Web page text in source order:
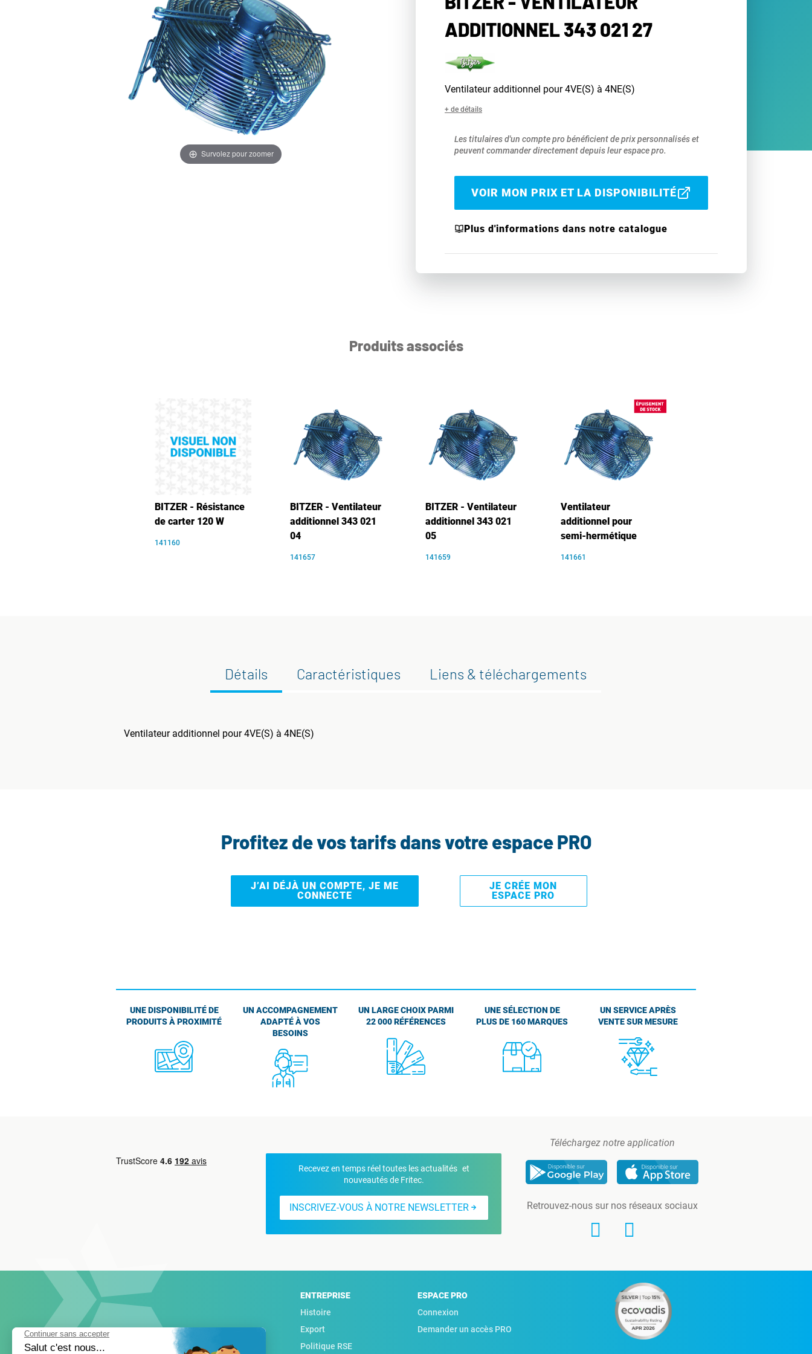
Survolez pour zoomer
ADDITIONNEL 343 021 27
Ventilateur additionnel pour 4VE(S) à 4NE(S)
+ de détails
Les titulaires d'un compte pro bénéficient de prix personnalisés et
peuvent commander directement depuis leur espace pro.
VOIR MON PRIX ET LA DISPONIBILITÉ
Plus d'informations dans notre catalogue
Produits associés
BITZER - Résistance
de carter 120 W
141160
BITZER - Ventilateur
additionnel 343 021
04
141657
BITZER - Ventilateur
additionnel 343 021
05
141659
Ventilateur
additionnel pour
semi-hermétique
141661
Détails Caractéristiques Liens & téléchargements
Ventilateur additionnel pour 4VE(S) à 4NE(S)
Profitez de vos tarifs dans votre espace PRO
J’AI DÉJÀ UN COMPTE, JE ME
CONNECTE
JE CRÉE MON
ESPACE PRO
UNE DISPONIBILITÉ DE
PRODUITS À PROXIMITÉ
UN ACCOMPAGNEMENT
ADAPTÉ À VOS
BESOINS
UN LARGE CHOIX PARMI
22 000 RÉFÉRENCES
UNE SÉLECTION DE
PLUS DE 160 MARQUES
UN SERVICE APRÈS
VENTE SUR MESURE
Recevez en temps réel toutes les actualités et
nouveautés de Fritec.
INSCRIVEZ-VOUS À NOTRE NEWSLETTER
Téléchargez notre application
Retrouvez-nous sur nos réseaux sociaux
ENTREPRISE
Histoire
Export
Politique RSE
ESPACE PRO
Connexion
Demander un accès PRO